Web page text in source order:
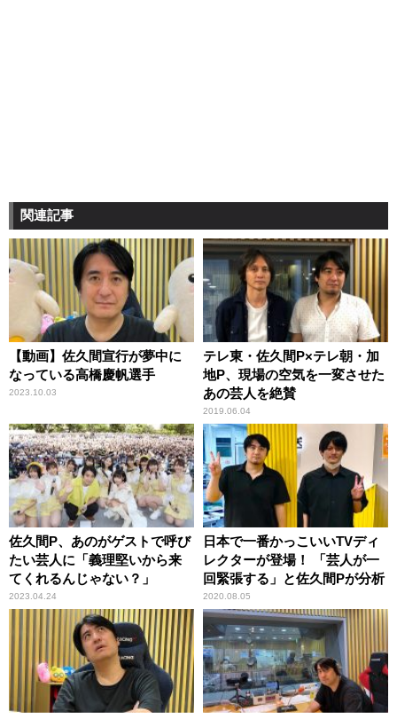
関連記事
【動画】佐久間宣行が夢中に
なっている高橋慶帆選手
2023.10.03
テレ東・佐久間P×テレ朝・加
地P、現場の空気を一変させた
あの芸人を絶賛
2019.06.04
佐久間P、あのがゲストで呼び
たい芸人に「義理堅いから来
てくれるんじゃない？」
2023.04.24
日本で一番かっこいいTVディ
レクターが登場！ 「芸人が一
回緊張する」と佐久間Pが分析
2020.08.05